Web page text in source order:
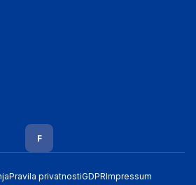
F
Pravila privatnostiGDPRImpressum